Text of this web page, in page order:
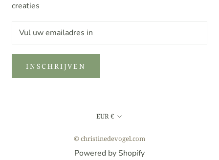
creaties
INSCHRIJVEN
Valuta
EUR €
© christinedevogel.com
Powered by Shopify